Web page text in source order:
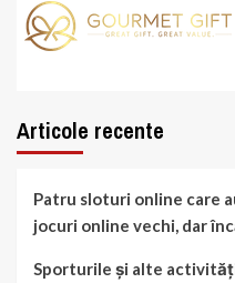
Articole recente
Patru sloturi online care
jocuri online vechi, dar
Sporturile și alte